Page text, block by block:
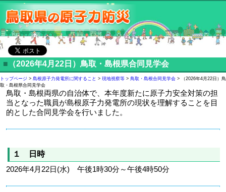
■ （2026年4月22日）鳥取・島根県合同見学会
トップページ > 島根原子力発電所に関すること > 現地視察等 > 鳥取・島根合同見学会 > （2026年4月22日）鳥
取・島根県合同見学会
鳥取・島根両県の自治体で、本年度新たに原子力安全対策の担
当となった職員が島根原子力発電所の現状を理解することを目
的とした合同見学会を行いました。
１ 日時
2026年4月22日(水) 午後1時30分～午後4時50分